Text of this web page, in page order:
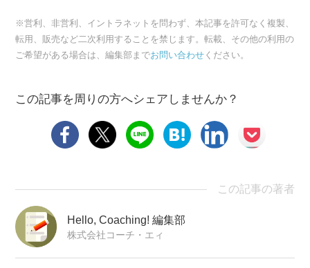
※営利、非営利、イントラネットを問わず、本記事を許可なく複製、
転用、販売など二次利用することを禁じます。転載、その他の利用の
ご希望がある場合は、編集部までお問い合わせ ください。
この記事を周りの方へシェアしませんか？
この記事の著者
Hello, Coaching! 編集部
株式会社コーチ・エィ